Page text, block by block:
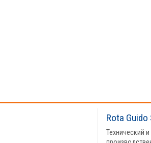
Rota Guido
Технический